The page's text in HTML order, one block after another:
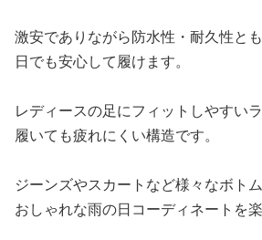
激安でありながら防水性・耐久性と
日でも安心して履けます。
レディースの足にフィットしやすい
履いても疲れにくい構造です。
ジーンズやスカートなど様々なボト
おしゃれな雨の日コーディネートを楽